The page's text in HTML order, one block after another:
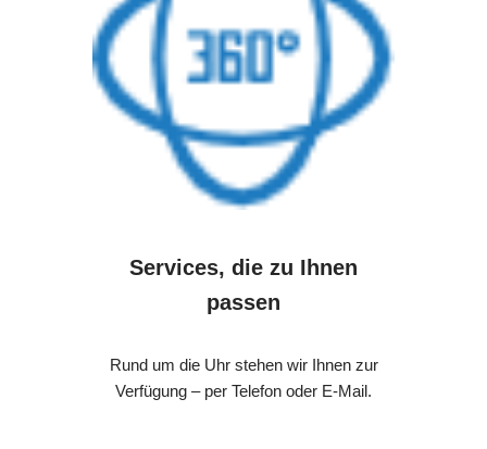
Services, die zu Ihnen
passen
Rund um die Uhr stehen wir Ihnen zur
Verfügung – per Telefon oder E-Mail.